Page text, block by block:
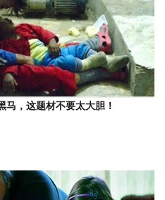
马，这题材不要太大胆！